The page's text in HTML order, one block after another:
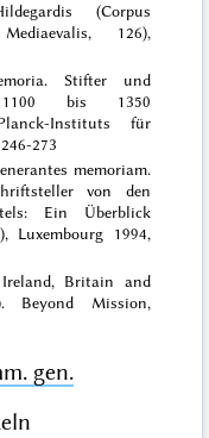
(Corpus
126),
Stifter und
bis 1350
Instituts für
273
memoriam.
von den
Ein Überblick
Luxembourg 1994,
Britain and
Beyond Mission,
gen.